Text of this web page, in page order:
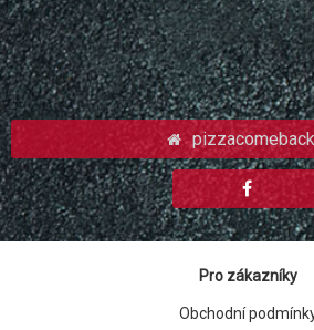
Pro zákazníky
Obchodní